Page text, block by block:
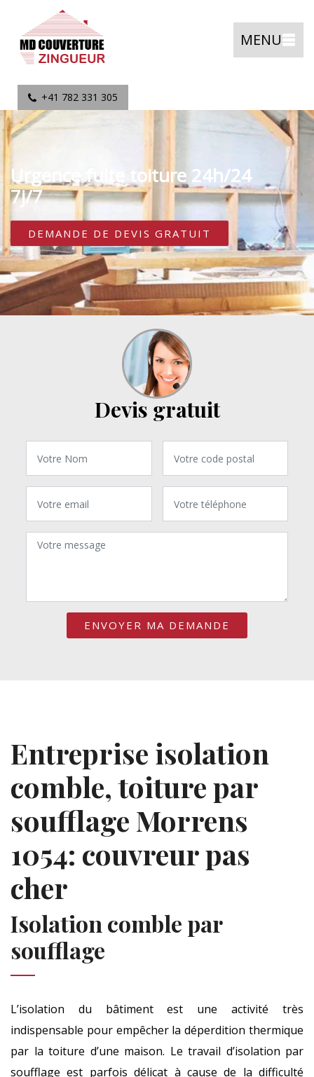
MENU
+41 782 331 305
Urgence fuite toiture 24h/24
7j/7
DEMANDE DE DEVIS GRATUIT
Devis gratuit
Entreprise isolation
comble, toiture par
soufflage Morrens
1054: couvreur pas
cher
Isolation comble par
soufflage
L’isolation du bâtiment est une activité très
indispensable pour empêcher la déperdition thermique
par la toiture d’une maison. Le travail d’isolation par
soufflage est parfois délicat à cause de la difficulté